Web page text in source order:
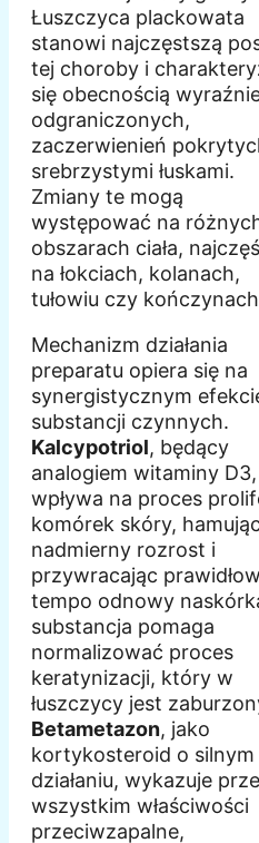
Łuszczyca plackowata
stanowi najczęstszą
tej choroby i
się obecnością
odgraniczonych,
zaczerwienień
srebrzystymi łuskami.
Zmiany te mogą
występować na
obszarach ciała,
na łokciach, kolanach,
tułowiu czy
Mechanizm działania
preparatu opiera się na
synergistycznym
substancji czynnych.
Kalcypotriol, będący
analogiem witaminy D3,
wpływa na proces
komórek skóry,
nadmierny rozrost i
przywracając
tempo odnowy
substancja pomaga
normalizować proces
keratynizacji, który w
łuszczycy jest
Betametazon, jako
kortykosteroid o silnym
działaniu, wykazuje
wszystkim właściwości
przeciwzapalne,